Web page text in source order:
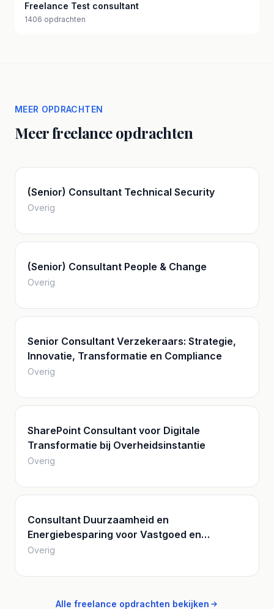
Freelance Test consultant
1406 opdrachten
MEER OPDRACHTEN
Meer freelance opdrachten
(Senior) Consultant Technical Security
Overig
(Senior) Consultant People & Change
Overig
Senior Consultant Verzekeraars: Strategie,
Innovatie, Transformatie en Compliance
Overig
SharePoint Consultant voor Digitale
Transformatie bij Overheidsinstantie
Overig
Consultant Duurzaamheid en
Energiebesparing voor Vastgoed en
Energiemanagement
Overig
Alle freelance opdrachten bekijken